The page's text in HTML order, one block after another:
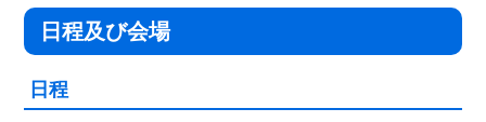
日程及び会場
日程